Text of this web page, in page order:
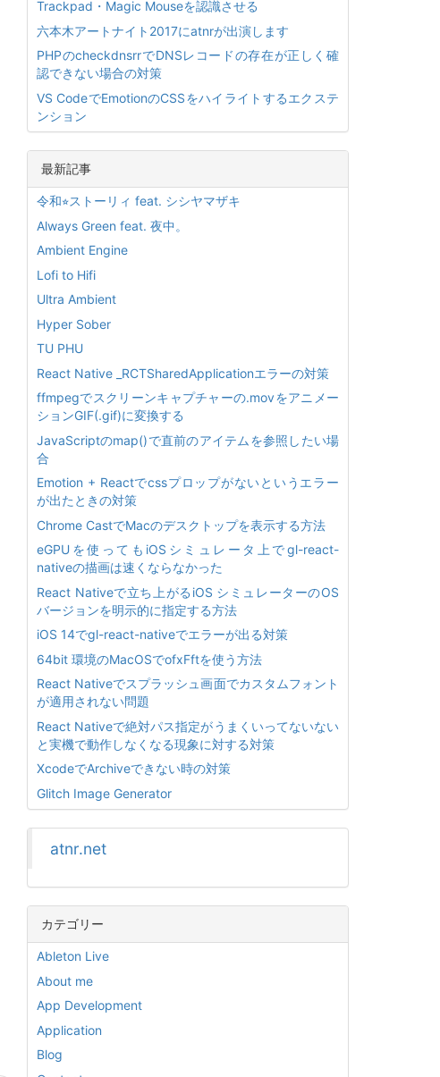
Trackpad・Magic Mouseを認識させる
六本木アートナイト2017にatnrが出演します
PHPのcheckdnsrrでDNSレコードの存在が正しく確
認できない場合の対策
VS CodeでEmotionのCSSをハイライトするエクステ
ンション
最新記事
令和⭐︎ストーリィ feat. シシヤマザキ
Always Green feat. 夜中。
Ambient Engine
Lofi to Hifi
Ultra Ambient
Hyper Sober
TU PHU
React Native _RCTSharedApplicationエラーの対策
ffmpegでスクリーンキャプチャーの.movをアニメー
ションGIF(.gif)に変換する
JavaScriptのmap()で直前のアイテムを参照したい場
合
Emotion + Reactでcssプロップがないというエラー
が出たときの対策
Chrome CastでMacのデスクトップを表示する方法
eGPUを使ってもiOSシミュレータ上でgl-react-
nativeの描画は速くならなかった
React Nativeで立ち上がるiOS シミュレーターのOS
バージョンを明示的に指定する方法
iOS 14でgl-react-nativeでエラーが出る対策
64bit 環境のMacOSでofxFftを使う方法
React Nativeでスプラッシュ画面でカスタムフォント
が適用されない問題
React Nativeで絶対パス指定がうまくいってないない
と実機で動作しなくなる現象に対する対策
XcodeでArchiveできない時の対策
Glitch Image Generator
atnr.net
カテゴリー
Ableton Live
About me
App Development
Application
Blog